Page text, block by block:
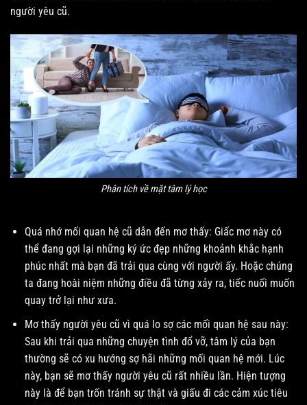
người yêu cũ.
Phân tích về mặt tâm lý học
Quá nhớ mối quan hệ cũ dẫn đến mơ thấy: Giấc mơ này có
thể đang gợi lại những ký ức đẹp những khoảnh khắc hạnh
phúc nhất mà bạn đã trải qua cùng với người ấy. Hoặc chúng
ta đang hoài niệm những điều đã từng xảy ra, tiếc nuối muốn
quay trở lại như xưa.
Mơ thấy người yêu cũ vì quá lo sợ các mối quan hệ sau này:
Sau khi trải qua những chuyện tình đổ vỡ, tâm lý của bạn
thường sẽ có xu hướng sợ hãi những mối quan hệ mới. Lúc
này, bạn sẽ mơ thấy người yêu cũ rất nhiều lần. Hiện tượng
này là để bạn trốn tránh sự thật và giấu đi các cảm xúc tiêu